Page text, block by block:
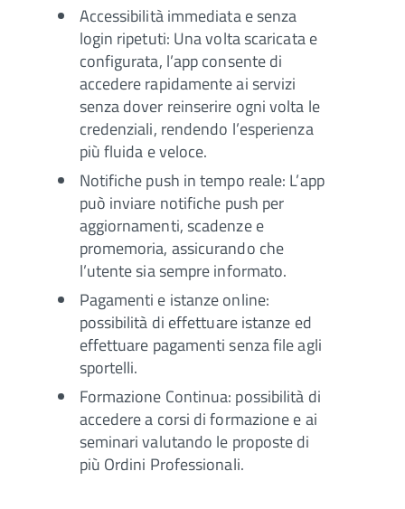
Accessibilità immediata e senza
login ripetuti: Una volta scaricata e
configurata, l’app consente di
accedere rapidamente ai servizi
senza dover reinserire ogni volta le
credenziali, rendendo l’esperienza
più fluida e veloce.
Notifiche push in tempo reale: L’app
può inviare notifiche push per
aggiornamenti, scadenze e
promemoria, assicurando che
l’utente sia sempre informato.
Pagamenti e istanze online:
possibilità di effettuare istanze ed
effettuare pagamenti senza file agli
sportelli.
Formazione Continua: possibilità di
accedere a corsi di formazione e ai
seminari valutando le proposte di
più Ordini Professionali.